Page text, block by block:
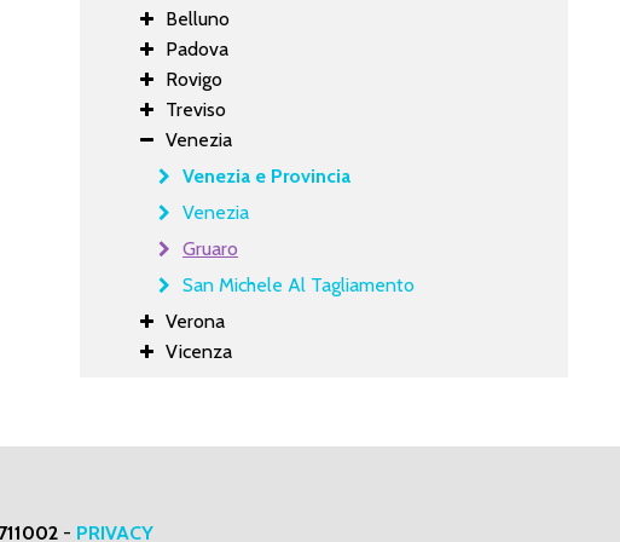
Belluno
Padova
Rovigo
Treviso
Venezia
Venezia e Provincia
Venezia
Gruaro
San Michele Al Tagliamento
Verona
Vicenza
- PRIVACY